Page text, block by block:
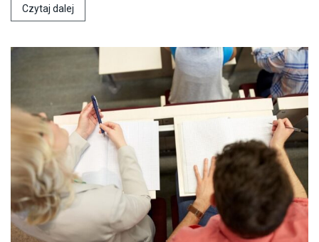
Czytaj dalej